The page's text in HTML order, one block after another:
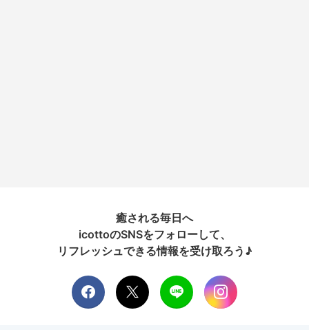
癒される毎日へ
icottoのSNSをフォローして、
リフレッシュできる情報を受け取ろう♪